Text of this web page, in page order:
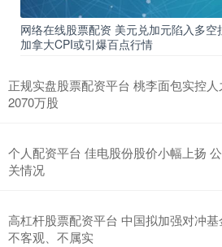
网络在线股票配资 美元兑加元陷入多空
加拿大CPI或引爆百点行情
正规实盘股票配资平台 桃李面包实控
2070万股
个人配资平台 佳电股份股价小幅上扬
关情况
高杠杆股票配资平台 中国拟加强对冲
不客观、不属实